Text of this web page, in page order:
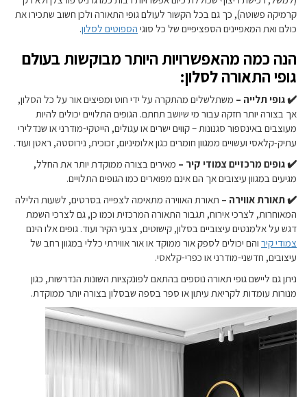
קרמיקה פשוטה), כך גם בכל הקשור לעולם גופי התאורה ולכן חשוב שתכירו את
כולם ואת המאפיינים הספציפיים של כל סוגי הספוטים לסלון.
הנה כמה מהאפשרויות היותר מבוקשות בעולם
גופי התאורה לסלון:
✔️ גופי תלייה – משתלשלים מהתקרה על ידי חוט ומפיצים אור על כל הסלון,
אך בצורה יותר חזקה עבור מי שיושב תחתם. הגופים התלויים יכולים להיות
מעוצבים באינספור סגנונות – קווים ישרים או עגולים, הייטקי-מודרני או שנדלירי
עתיק-קלאסי ועשויים ממגוון חומרים כגון אלומיניום, זכוכית, נירוסטה, ראטן ועוד.
✔️ גופים מרכזיים צמודי קיר – מאירים בצורה ממוקדת יותר את החלל,
מגיעים במגוון עיצובים אך הם אינם מפוארים כמו הגופים התלויים.
✔️ תאורת אווירה – תאורת האווירה מתאימה לצפייה בסרטים, לשעות הלילה
המאוחרות, לצרכי אירוח, תגבור התאורה המרכזית וכמו כן, גם לצרכי השמת
דגש על אלמנטים עיצוביים בסלון, קישוטים, צבעי הקיר ועוד. גופים אלו הינם
צמודי קיר והם יכולים לספק אור ממוקד או אור אווירתי כללי במגוון רחב של
עיצובים, חדשני-מודרני או כפרי-קלאסי.
ניתן גם ליישם גופי תאורה נוספים בהתאם לפונקציות השונות הנדרשות, כגון
מנורות עומדות לקריאת עיתון או ספר בספה שבסלון בצורה יותר ממוקדת.